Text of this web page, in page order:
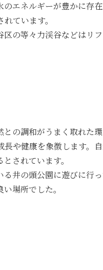
エネルギーが豊かに存
ています。
の等々力渓谷などはリ
の調和がうまく取れた
や健康を象徴します。
されています。
井の頭公園に遊びに行
場所でした。